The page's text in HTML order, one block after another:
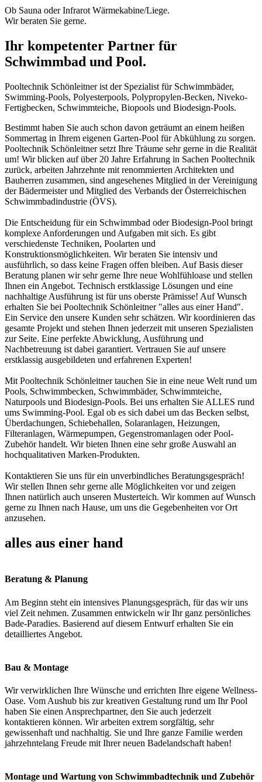
Ob Sauna oder Infrarot Wärmekabine/Liege.
Wir beraten Sie gerne.
Ihr kompetenter Partner für
Schwimmbad und Pool.
Pooltechnik Schönleitner ist der Spezialist für Schwimmbäder,
Swimming-Pools, Polyesterpools, Polypropylen-Becken, Niveko-
Fertigbecken, Schwimmteiche, Biopools und Biodesign-Pools.
Bestimmt haben Sie auch schon davon geträumt an einem heißen
Sommertag in Ihrem eigenen Garten-Pool für Abkühlung zu sorgen.
Pooltechnik Schönleitner setzt Ihre Träume sehr gerne in die Realität
um! Wir blicken auf über 20 Jahre Erfahrung in Sachen Pooltechnik
zurück, arbeiten Jahrzehnte mit renommierten Architekten und
Bauherren zusammen, sind angesehenes Mitglied in der Vereinigung
der Bädermeister und Mitglied des Verbands der Österreichischen
Schwimmbadindustrie (ÖVS).
Die Entscheidung für ein Schwimmbad oder Biodesign-Pool bringt
komplexe Anforderungen und Aufgaben mit sich. Es gibt
verschiedenste Techniken, Poolarten und
Konstruktionsmöglichkeiten. Wir beraten Sie intensiv und
ausführlich, so dass keine Fragen offen bleiben. Auf Basis dieser
Beratung planen wir sehr gerne Ihre neue Wohlfühloase und stellen
Ihnen ein Angebot. Technisch erstklassige Lösungen und eine
nachhaltige Ausführung ist für uns oberste Prämisse! Auf Wunsch
erhalten Sie bei Pooltechnik Schönleitner "alles aus einer Hand".
Ein Service den unsere Kunden sehr schätzen. Wir koordinieren das
gesamte Projekt und stehen Ihnen jederzeit mit unseren Spezialisten
zur Seite. Eine perfekte Abwicklung, Ausführung und
Nachbetreuung ist dabei garantiert. Vertrauen Sie auf unsere
erstklassig ausgebildeten und erfahrenen Experten!
Mit Pooltechnik Schönleitner tauchen Sie in eine neue Welt rund um
Pools, Schwimmbecken, Schwimmbäder, Schwimmteiche,
Naturpools und Biodesign-Pools. Bei uns erhalten Sie ALLES rund
ums Swimming-Pool. Egal ob es sich dabei um das Becken selbst,
Überdachungen, Schiebehallen, Solaranlagen, Heizungen,
Filteranlagen, Wärmepumpen, Gegenstromanlagen oder Pool-
Zubehör handelt. Wir bieten Ihnen eine sehr große Auswahl an
hochqualitativen Marken-Produkten.
Kontaktieren Sie uns für ein unverbindliches Beratungsgespräch!
Wir stellen Ihnen sehr gerne alle Möglichkeiten vor und zeigen
Ihnen natürlich auch unseren Musterteich. Wir kommen auf Wunsch
gerne zu Ihnen nach Hause, um uns die Gegebenheiten vor Ort
anzusehen.
alles aus einer hand
Beratung & Planung
Am Beginn steht ein intensives Planungsgespräch, für das wir uns
viel Zeit nehmen. Zusammen entwickeln wir Ihr ganz persönliches
Bade-Paradies. Basierend auf diesem Entwurf erhalten Sie ein
detailliertes Angebot.
Bau & Montage
Wir verwirklichen Ihre Wünsche und errichten Ihre eigene Wellness-
Oase. Vom Aushub bis zur kreativen Gestaltung rund um Ihr Pool
haben Sie einen Ansprechpartner, den Sie auch jederzeit
kontaktieren können. Wir arbeiten extrem sorgfältig, sehr
gewissenhaft und nachhaltig. Sie und Ihre ganze Familie werden
jahrzehntelang Freude mit Ihrer neuen Badelandschaft haben!
Montage und Wartung von Schwimmbadtechnik und Zubehör